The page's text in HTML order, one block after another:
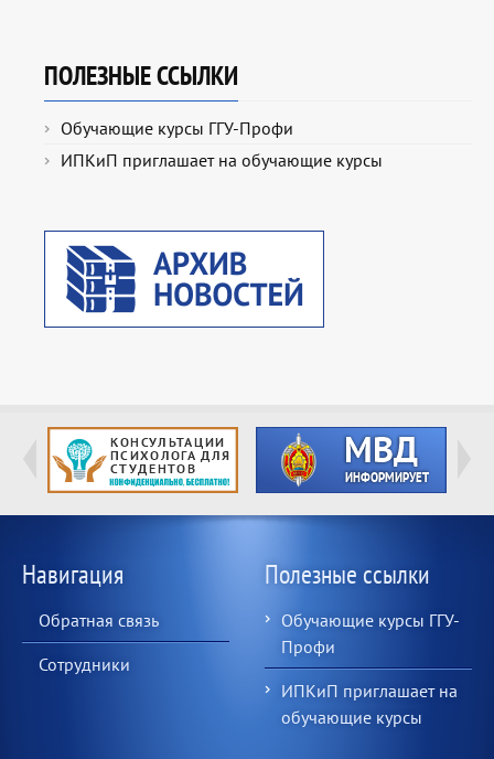
ПОЛЕЗНЫЕ ССЫЛКИ
Обучающие курсы ГГУ-Профи
ИПКиП приглашает на обучающие курсы
Навигация
Обратная связь
Сотрудники
Полезные ссылки
Обучающие курсы ГГУ-
Профи
ИПКиП приглашает на
обучающие курсы